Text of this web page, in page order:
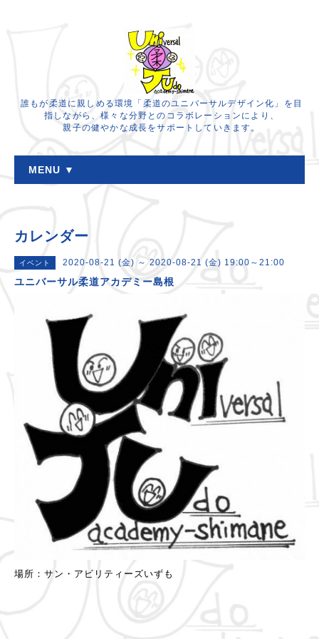
誰もが柔道に親しめる環境「柔道のユニバーサルデザイン化」を目
指しながら、様々な分野とのコラボレーションにより、
親子の健やかな成長をサポートしていきます。
MENU ▼
カレンダー
イベント 2020-08-21 (金) ～ 2020-08-21 (金) 19:00～21:00
ユニバーサル柔道アカデミー島根
場所：サン・アビリティーズいずも